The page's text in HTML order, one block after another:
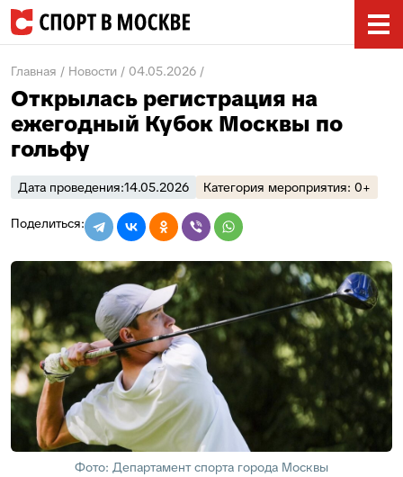
Главная Новости 04.05.2026
Открылась регистрация на
ежегодный Кубок Москвы по
гольфу
Дата проведения:14.05.2026 Категория мероприятия: 0+
Фото: Департамент спорта города Москвы